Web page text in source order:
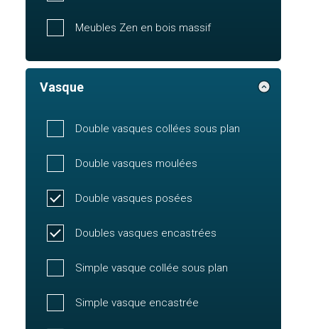
Meubles Zen en bois massif
Vasque
Double vasques collées sous plan
Double vasques moulées
Double vasques posées
Doubles vasques encastrées
Simple vasque collée sous plan
Simple vasque encastrée